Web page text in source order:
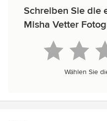
Schreiben Sie die
Misha Vetter
Wählen Sie